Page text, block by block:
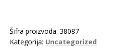
Optibelt
količina
Šifra proizvoda: 38087
Kategorija: Uncategorized